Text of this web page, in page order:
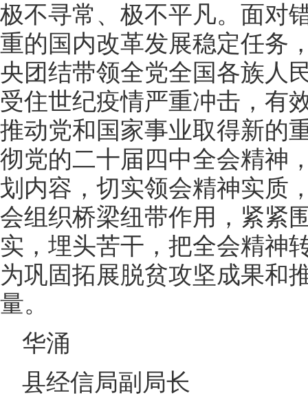
极不寻常、极不平凡。面对
重的国内改革发展稳定任务
央团结带领全党全国各族人
受住世纪疫情严重冲击，有
推动党和国家事业取得新的
彻党的二十届四中全会精神
划内容，切实领会精神实质
会组织桥梁纽带作用，紧紧
实，埋头苦干，把全会精神
为巩固拓展脱贫攻坚成果和
量。
华涌
县经信局副局长